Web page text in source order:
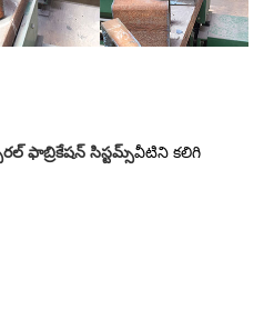
ఫాబ్రికేషన్ సిస్టమ్స్వీటిని కలిగి